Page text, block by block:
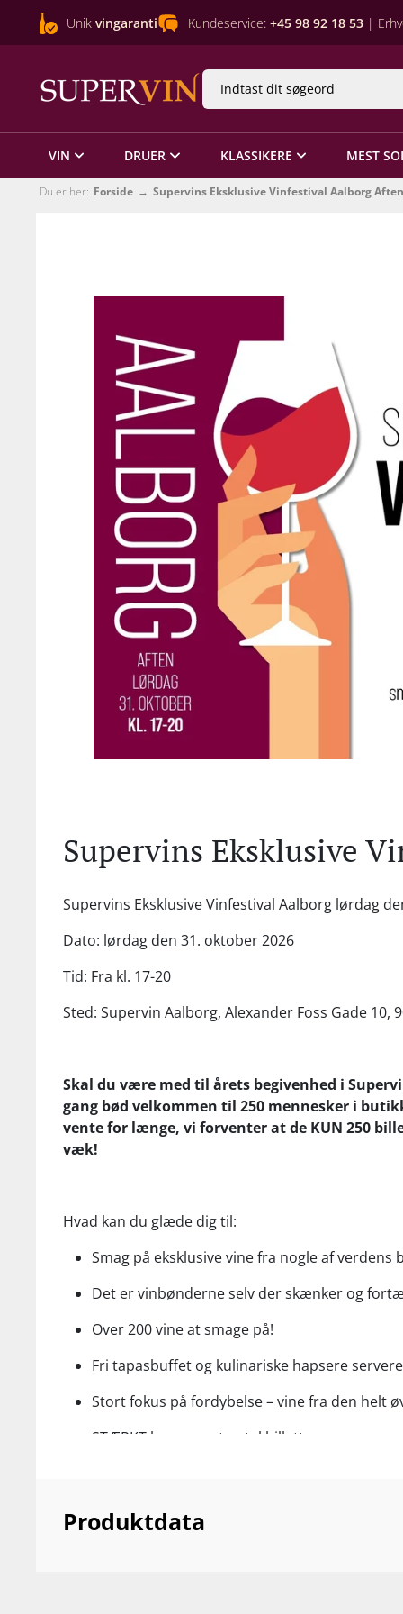
Unik vingaranti Kundeservice: +45 98 92 18 53 |
VIN DRUER KLASSIKERE MEST
Du er her: Forside Supervins Eksklusive Vinfestival Aalborg Aften
Supervins Eksklusive
Supervins Eksklusive Vinfestival Aalborg lørdag
Dato: lørdag den 31. oktober 2026
Tid: Fra kl. 17-20
Sted: Supervin Aalborg, Alexander Foss Gade 10,
Skal du være med til årets begivenhed i
gang bød velkommen til 250 mennesker i
vente for længe, vi forventer at de KUN 250
væk!
Hvad kan du glæde dig til:
Smag på eksklusive vine fra nogle af
Det er vinbønderne selv der skænker og
Over 200 vine at smage på!
Fri tapasbuffet og kulinariske hapsere
Stort fokus på fordybelse – vine fra den helt
STÆRKT begrænset antal billetter
Pris: kr. 499,- pr. billet
Produktdata